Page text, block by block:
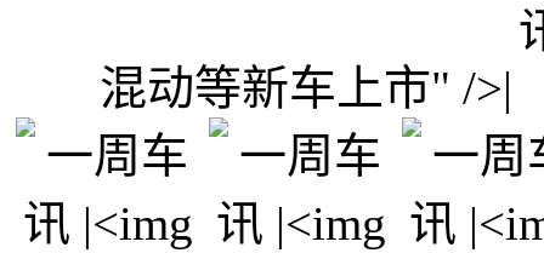
混动等新车上市" />|